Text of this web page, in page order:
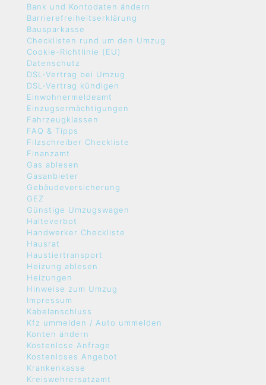
Bank und Kontodaten ändern
Barrierefreiheitserklärung
Bausparkasse
Checklisten rund um den Umzug
Cookie-Richtlinie (EU)
Datenschutz
DSL-Vertrag bei Umzug
DSL-Vertrag kündigen
Einwohnermeldeamt
Einzugsermächtigungen
Fahrzeugklassen
FAQ & Tipps
Filzschreiber Checkliste
Finanzamt
Gas ablesen
Gasanbieter
Gebäudeversicherung
GEZ
Günstige Umzugswagen
Halteverbot
Handwerker Checkliste
Hausrat
Haustiertransport
Heizung ablesen
Heizungen
Hinweise zum Umzug
Impressum
Kabelanschluss
Kfz ummelden / Auto ummelden
Konten ändern
Kostenlose Anfrage
Kostenloses Angebot
Krankenkasse
Kreiswehrersatzamt